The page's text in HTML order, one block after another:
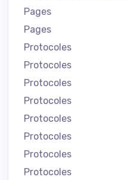
Pages
Pages
Protocoles
Protocoles
Protocoles
Protocoles
Protocoles
Protocoles
Protocoles
Protocoles